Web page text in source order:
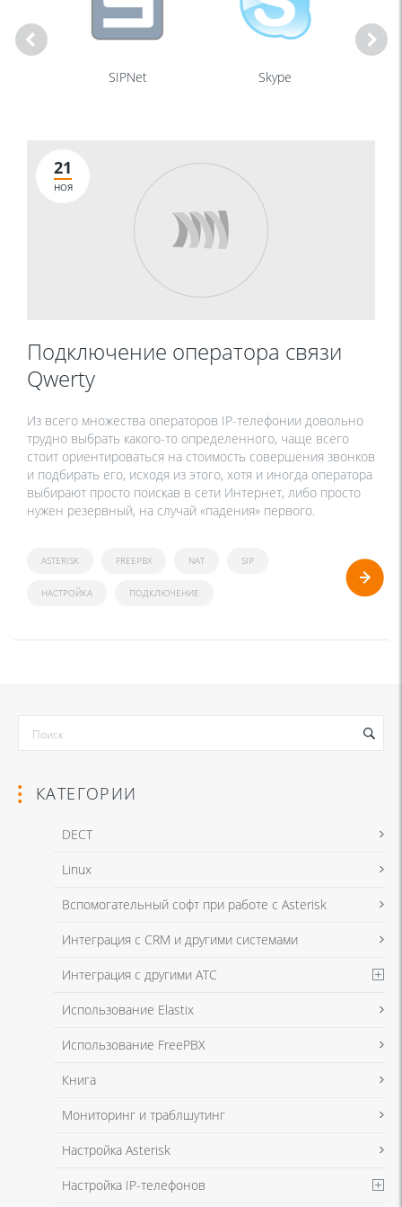
SIPNet Skype
21
НОЯ
Подключение оператора связи
Qwerty
Из всего множества операторов IP-телефонии довольно
трудно выбрать какого-то определенного, чаще всего
стоит ориентироваться на стоимость совершения звонков
и подбирать его, исходя из этого, хотя и иногда оператора
выбирают просто поискав в сети Интернет, либо просто
нужен резервный, на случай «падения» первого.
ASTERISK FREEPBX NAT SIP
НАСТРОЙКА ПОДКЛЮЧЕНИЕ
КАТЕГОРИИ
DECT
Linux
Вспомогательный софт при работе с Asterisk
Интеграция с CRM и другими системами
Интеграция с другими АТС
Использование Elastix
Использование FreePBX
Книга
Мониторинг и траблшутинг
Настройка Asterisk
Настройка IP-телефонов